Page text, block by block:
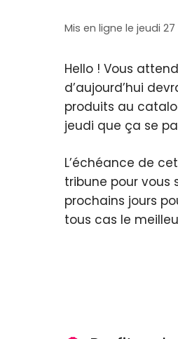
Mis en ligne le jeudi 27
Hello ! Vous
d’aujourd’hui
produits au
jeudi que ça se
L’échéance de
tribune pour vous
prochains jours
tous cas le